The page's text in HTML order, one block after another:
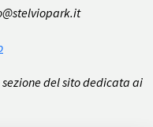
del sito dedicata ai